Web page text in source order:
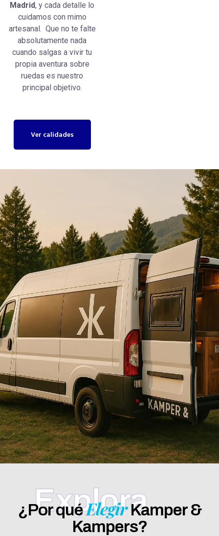
Madrid, y cada detalle lo
cuidamos con mimo
artesanal. Que no te falte
absolutamente nada
cuando salgas a vivir tu
propia aventura sobre
ruedas es nuestro
principal objetivo.
Ver calidades
Explora
¿Por quéElegirKamper &
Kampers?